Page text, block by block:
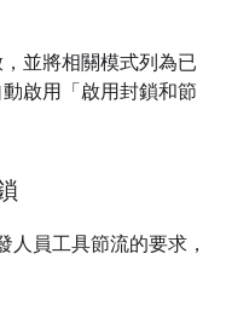
並將相關模式列為已
啟用「啟用封鎖和節
員工具節流的要求，